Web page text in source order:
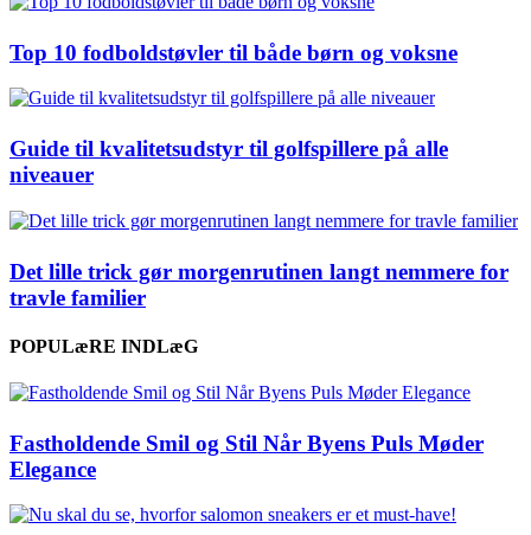
Top 10 fodboldstøvler til både børn og voksne
Guide til kvalitetsudstyr til golfspillere på alle
niveauer
Det lille trick gør morgenrutinen langt nemmere for
travle familier
POPULæRE INDLæG
Fastholdende Smil og Stil Når Byens Puls Møder
Elegance